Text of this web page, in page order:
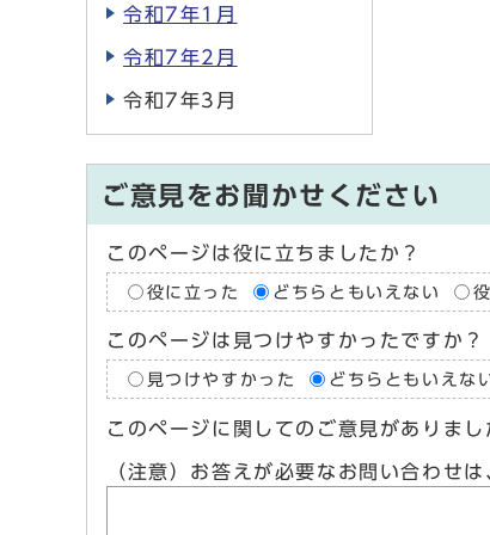
令和7年1月
令和7年2月
令和7年3月
ご意見をお聞かせください
このページは役に立ちましたか？
役に立った どちらともいえない
このページは見つけやすかったですか？
見つけやすかった どちらともいえな
このページに関してのご意見がありまし
（注意）お答えが必要なお問い合わせ